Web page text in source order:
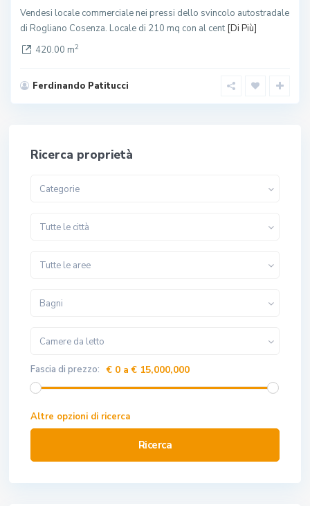
Vendesi locale commerciale nei pressi dello svincolo autostradale
di Rogliano Cosenza. Locale di 210 mq con al cent [Di Più]
420.00 m2
Ferdinando Patitucci
Ricerca proprietà
Categorie
Tutte le città
Tutte le aree
Bagni
Camere da letto
Fascia di prezzo: € 0 a € 15,000,000
Altre opzioni di ricerca
Ricerca